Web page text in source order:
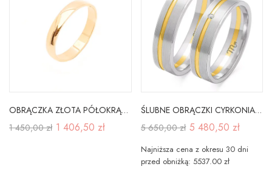
OBRĄCZKA ZŁOTA PÓŁOKRĄGŁA KLASYCZNA 585 3mm GRAWER
1 450,00 zł 1 406,50 zł
ŚLUBNE OBRĄCZKI CYRKONIA PRÓBA 585 GRAWER
5 650,00 zł 5 480,50 zł
Najniższa cena z okresu 30 dni
przed obniżką: 5537.00 zł